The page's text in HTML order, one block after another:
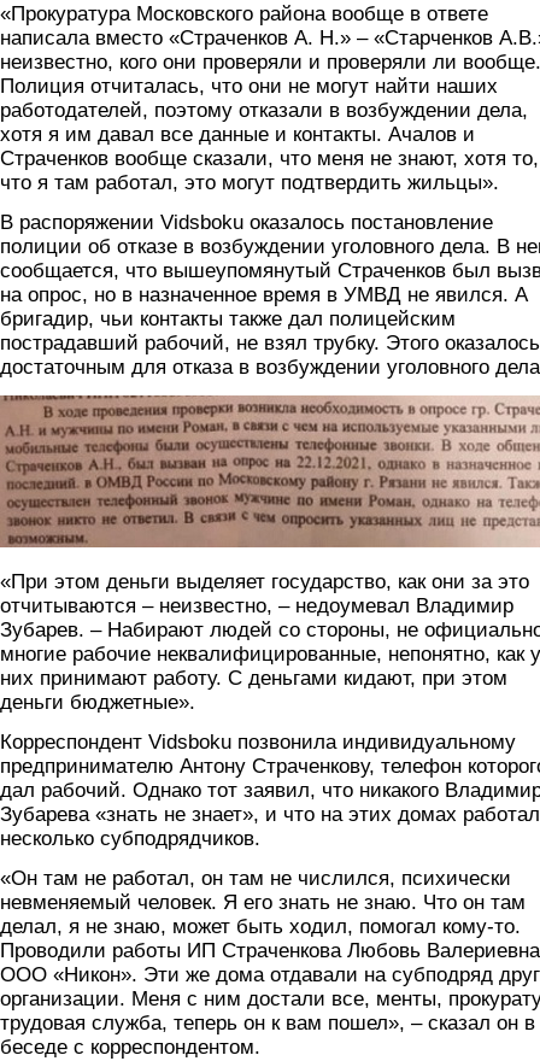
«Прокуратура Московского района вообще в ответе
написала вместо «Страченков А. Н.» – «Старченков
неизвестно, кого они проверяли и проверяли ли вообще.
Полиция отчиталась, что они не могут найти наших
работодателей, поэтому отказали в возбуждении дела,
хотя я им давал все данные и контакты. Ачалов и
Страченков вообще сказали, что меня не знают, хотя то,
что я там работал, это могут подтвердить жильцы».
В распоряжении Vidsboku оказалось постановление
полиции об отказе в возбуждении уголовного дела. В
сообщается, что вышеупомянутый Страченков был
на опрос, но в назначенное время в УМВД не явился. А
бригадир, чьи контакты также дал полицейским
пострадавший рабочий, не взял трубку. Этого оказалось
достаточным для отказа в возбуждении уголовного
skrin_2.jpg
«При этом деньги выделяет государство, как они за это
отчитываются – неизвестно, – недоумевал Владимир
Зубарев. – Набирают людей со стороны, не
многие рабочие неквалифицированные, непонятно, как у
них принимают работу. С деньгами кидают, при этом
деньги бюджетные».
Корреспондент Vidsboku позвонила индивидуальному
предпринимателю Антону Страченкову, телефон
дал рабочий. Однако тот заявил, что никакого
Зубарева «знать не знает», и что на этих домах
несколько субподрядчиков.
«Он там не работал, он там не числился, психически
невменяемый человек. Я его знать не знаю. Что он там
делал, я не знаю, может быть ходил, помогал кому-то.
Проводили работы ИП Страченкова Любовь
ООО «Никон». Эти же дома отдавали на субподряд
организации. Меня с ним достали все, менты,
трудовая служба, теперь он к вам пошел», – сказал он в
беседе с корреспондентом.